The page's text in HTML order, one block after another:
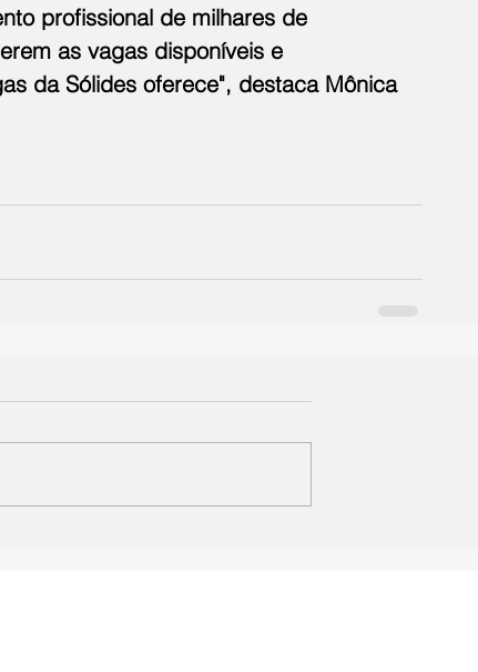
profissional de milhares de
as vagas disponíveis e
da Sólides oferece", destaca Mônica